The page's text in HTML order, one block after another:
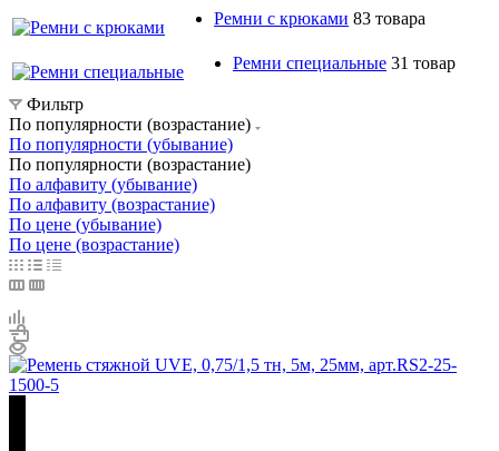
Ремни с крюками 83 товара
Ремни специальные 31 товар
Фильтр
По популярности (возрастание)
По популярности (убывание)
По популярности (возрастание)
По алфавиту (убывание)
По алфавиту (возрастание)
По цене (убывание)
По цене (возрастание)